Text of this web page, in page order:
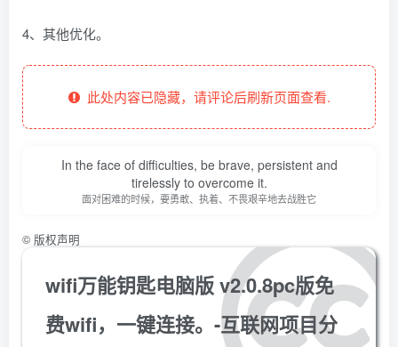
4、其他优化。
此处内容已隐藏，请评论后刷新页面查看.
In the face of difficulties, be brave, persistent and
tirelessly to overcome it.
面对困难的时候，要勇敢、执着、不畏艰辛地去战胜它
© 版权声明
wifi万能钥匙电脑版 v2.0.8pc版免
费wifi，一键连接。-互联网项目分